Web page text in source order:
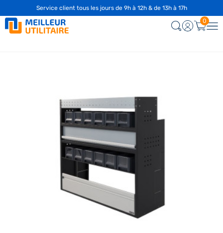
Service client tous les jours de 9h à 12h & de 13h à 17h
☎️04 28 29 75 94
0